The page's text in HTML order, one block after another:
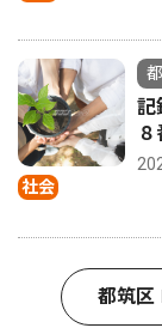
社会
記
８
都筑区